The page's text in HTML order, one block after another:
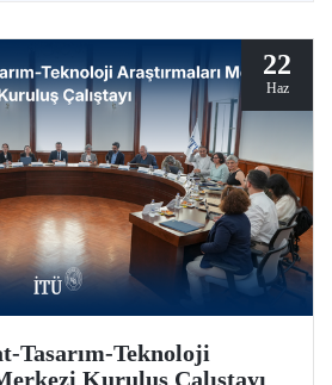
22
Haz
Tasarım-Teknoloji
Kuruluş Çalıştayı